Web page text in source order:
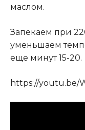
маслом.
Запекаем при
уменьшаем
еще минут 15-20.
https://youtu.be/